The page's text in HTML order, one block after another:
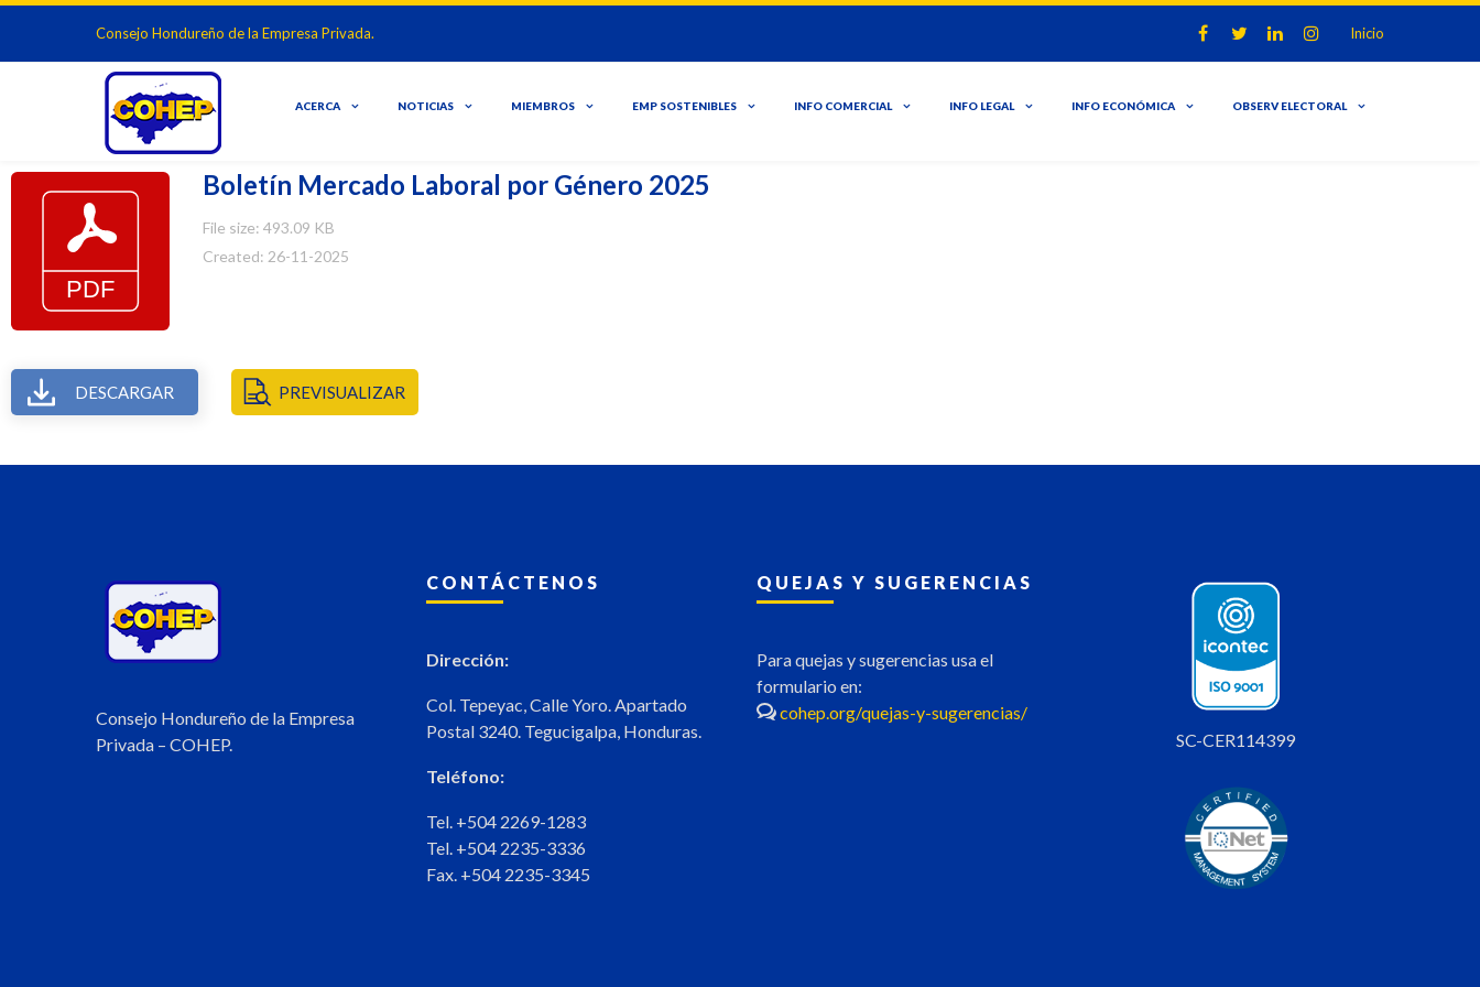
Consejo Hondureño de la Empresa Privada. Inicio
ACERCA NOTICIAS MIEMBROS EMP SOSTENIBLES INFO COMERCIAL INFO LEGAL INFO ECONÓMICA OBSERV ELECTORAL
Boletín Mercado Laboral por Género 2025
File size: 493.09 KB
Created: 26-11-2025
DESCARGAR PREVISUALIZAR
Consejo Hondureño de la Empresa
Privada – COHEP.
CONTÁCTENOS
Dirección:
Col. Tepeyac, Calle Yoro. Apartado
Postal 3240. Tegucigalpa, Honduras.
Teléfono:
Tel. +504 2269-1283
Tel. +504 2235-3336
Fax. +504 2235-3345
QUEJAS Y SUGERENCIAS
Para quejas y sugerencias usa el
formulario en:
cohep.org/quejas-y-sugerencias/
SC-CER114399